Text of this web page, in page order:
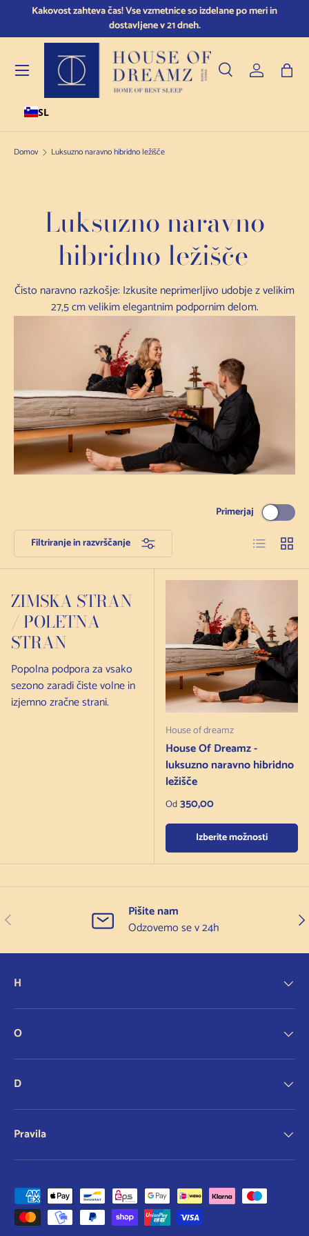
Preskoči na vsebino
Kakovost zahteva čas! Vse vzmetnice so izdelane po meri in
dostavljene v 21 dneh.
SL
Iskanje
Vrsta izdelka
IskanjePrijavite se
Meni
Domov Luksuzno naravno hibridno ležišče
Luksuzno naravno
hibridno ležišče
Čisto naravno razkošje: Izkusite neprimerljivo udobje z velikim
27,5 cm velikim elegantnim podpornim delom.
Filtriranje in razvrščanje
Primerjaj
SeznamMreža
ZIMSKA STRAN
/ POLETNA
STRAN
Popolna podpora za vsako
sezono zaradi čiste volne in
izjemno zračne strani.
House of dreamz
House Of Dreamz -
luksuzno naravno hibridno
ležišče
Redna cena
Od350,00
Izberite možnosti
Prejšnji
Pišite nam
Odzovemo se v 24h
H
O
D
Pravila
Sprejeti načini plačila